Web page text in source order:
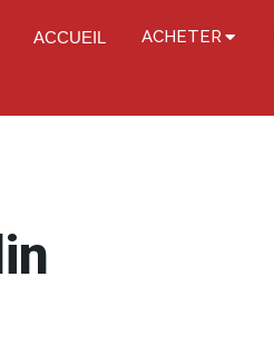
ACCUEIL ACHETER